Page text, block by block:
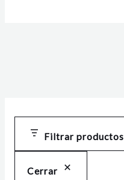
Filtrar productos
Cerrar